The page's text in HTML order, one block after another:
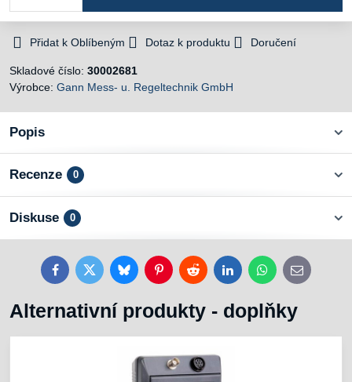
Přidat k Oblíbeným Dotaz k produktu Doručení
Skladové číslo: 30002681
Výrobce: Gann Mess- u. Regeltechnik GmbH
Popis
Recenze 0
Diskuse 0
FacebookTwitterBlueskyPinterestRedditLinkedInWhatsApp
E-
mail
Alternativní produkty - doplňky